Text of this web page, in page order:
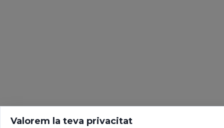
Valorem la teva privacitat